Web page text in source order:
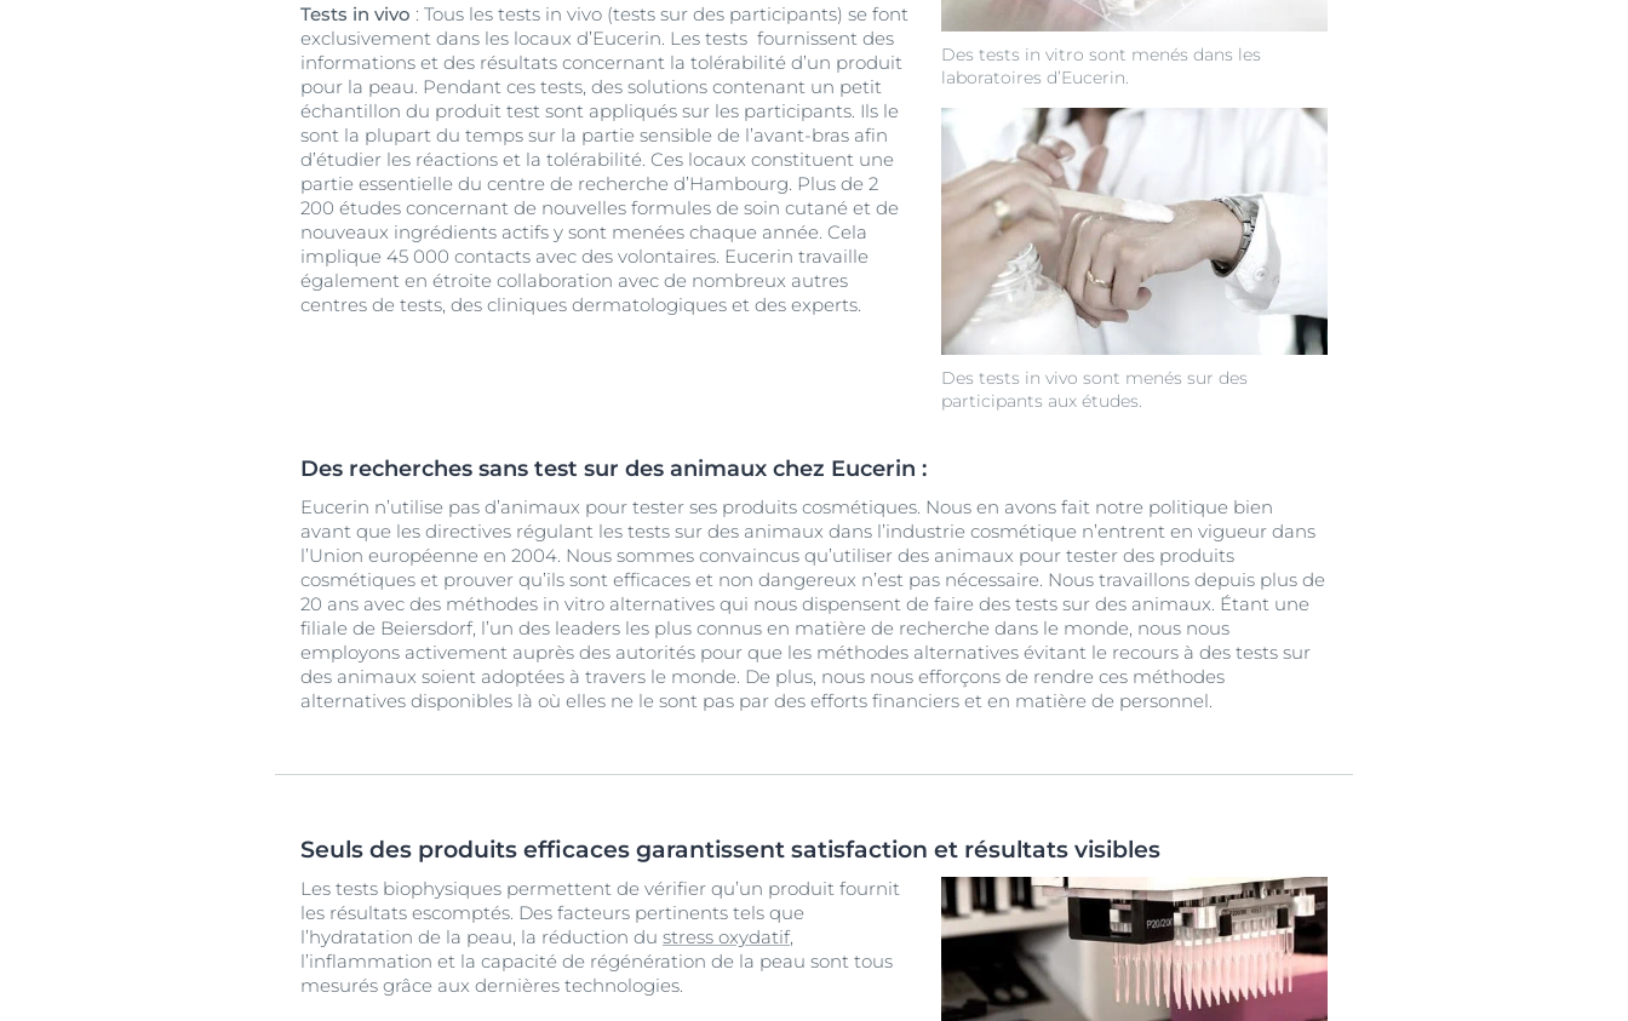
Des tests in vitro sont menés dans les
laboratoires d’Eucerin.
Des tests in vivo sont menés sur des
participants aux études.
Tests in vivo : Tous les tests in vivo (tests sur des participants) se font
exclusivement dans les locaux d’Eucerin. Les tests fournissent des
informations et des résultats concernant la tolérabilité d’un produit
pour la peau. Pendant ces tests, des solutions contenant un petit
échantillon du produit test sont appliqués sur les participants. Ils le
sont la plupart du temps sur la partie sensible de l’avant-bras afin
d’étudier les réactions et la tolérabilité. Ces locaux constituent une
partie essentielle du centre de recherche d’Hambourg. Plus de 2
200 études concernant de nouvelles formules de soin cutané et de
nouveaux ingrédients actifs y sont menées chaque année. Cela
implique 45 000 contacts avec des volontaires. Eucerin travaille
également en étroite collaboration avec de nombreux autres
centres de tests, des cliniques dermatologiques et des experts.
Des recherches sans test sur des animaux chez Eucerin :
Eucerin n’utilise pas d’animaux pour tester ses produits cosmétiques. Nous en avons fait notre politique bien
avant que les directives régulant les tests sur des animaux dans l’industrie cosmétique n’entrent en vigueur dans
l’Union européenne en 2004. Nous sommes convaincus qu’utiliser des animaux pour tester des produits
cosmétiques et prouver qu’ils sont efficaces et non dangereux n’est pas nécessaire. Nous travaillons depuis plus de
20 ans avec des méthodes in vitro alternatives qui nous dispensent de faire des tests sur des animaux. Étant une
filiale de Beiersdorf, l’un des leaders les plus connus en matière de recherche dans le monde, nous nous
employons activement auprès des autorités pour que les méthodes alternatives évitant le recours à des tests sur
des animaux soient adoptées à travers le monde. De plus, nous nous efforçons de rendre ces méthodes
alternatives disponibles là où elles ne le sont pas par des efforts financiers et en matière de personnel.
Seuls des produits efficaces garantissent satisfaction et résultats visibles
Les tests biophysiques permettent de vérifier qu’un produit fournit
les résultats escomptés. Des facteurs pertinents tels que
l’hydratation de la peau, la réduction du stress oxydatif,
l’inflammation et la capacité de régénération de la peau sont tous
mesurés grâce aux dernières technologies.